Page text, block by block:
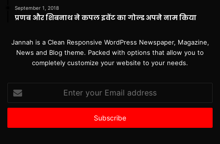
September 1, 2018
प्रणब और शिबनाथ ने कपल इवेंट का गोल्ड अपने नाम किया
Jannah is a Clean Responsive WordPress Newspaper, Magazine,
News and Blog theme. Packed with options that allow you to
completely customize your website to your needs.
your
Email